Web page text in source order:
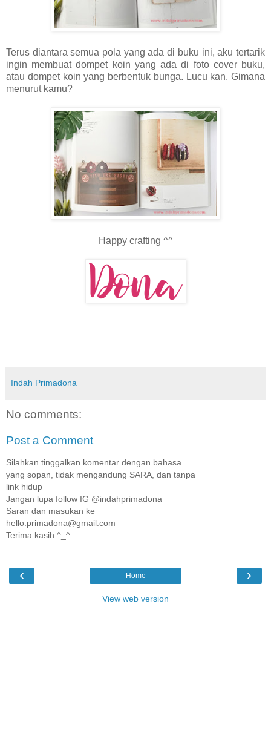
Terus diantara semua pola yang ada di buku ini, aku tertarik
ingin membuat dompet koin yang ada di foto cover buku,
atau dompet koin yang berbentuk bunga. Lucu kan. Gimana
menurut kamu?
Happy crafting ^^
Indah Primadona
No comments:
Post a Comment
Silahkan tinggalkan komentar dengan bahasa
yang sopan, tidak mengandung SARA, dan tanpa
link hidup
Jangan lupa follow IG @indahprimadona
Saran dan masukan ke
hello.primadona@gmail.com
Terima kasih ^_^
‹ ›
Home
View web version